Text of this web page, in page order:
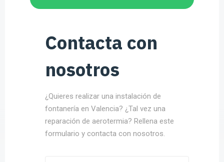
Contacta con
nosotros
¿Quieres realizar una instalación de
fontanería en Valencia? ¿Tal vez una
reparación de aerotermia? Rellena este
formulario y contacta con nosotros.